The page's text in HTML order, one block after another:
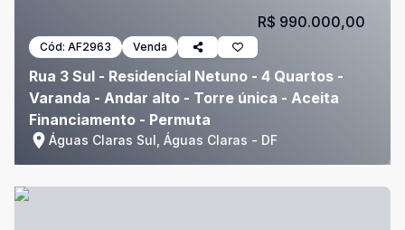
Cód: AF2963 Venda
Rua 3 Sul - Residencial Netuno - 4 Quartos -
Varanda - Andar alto - Torre única - Aceita
Financiamento - Permuta
Águas Claras Sul, Águas Claras - DF
R$ 990.000,00